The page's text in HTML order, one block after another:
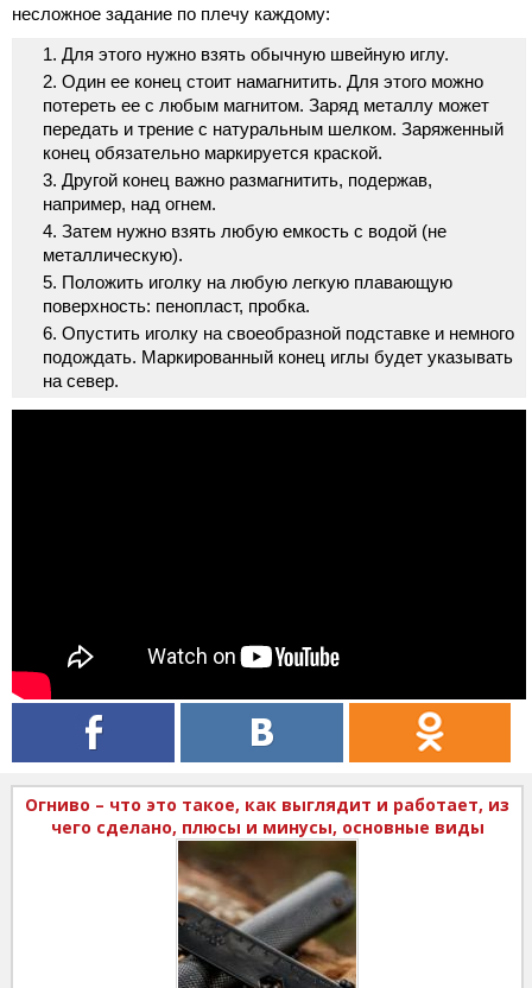
несложное задание по плечу каждому:
Для этого нужно взять обычную швейную иглу.
Один ее конец стоит намагнитить. Для этого можно
потереть ее с любым магнитом. Заряд металлу может
передать и трение с натуральным шелком. Заряженный
конец обязательно маркируется краской.
Другой конец важно размагнитить, подержав,
например, над огнем.
Затем нужно взять любую емкость с водой (не
металлическую).
Положить иголку на любую легкую плавающую
поверхность: пенопласт, пробка.
Опустить иголку на своеобразной подставке и немного
подождать. Маркированный конец иглы будет указывать
на север.
Огниво – что это такое, как выглядит и работает, из
чего сделано, плюсы и минусы, основные виды